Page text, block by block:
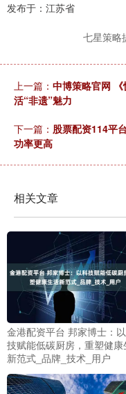
发布于：江苏省
七星策略
上一篇： 中博策略官网
活“非遗”魅力
下一篇： 股票配资114平
功率更高
相关文章
金港配资平台 邦家博士：
技赋能低碳厨房，重塑健康
新范式_品牌_技术_用户